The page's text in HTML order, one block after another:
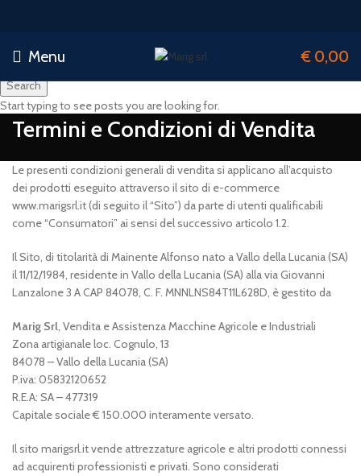
Menu € 0,00
Termini e Condizioni di Vendita
Le presenti condizioni generali di vendita si applicano all’acquisto
dei prodotti eseguito attraverso il sito di e-commerce
www.marigsrl.it (di seguito il “Sito”) da parte di utenti qualificabili
come “Consumatori” ai sensi del successivo articolo 1.2.
Il Sito, di titolarità di Mainente Alfonso nato a Vallo della Lucania (SA)
il 11/12/1984, residente in Vallo della Lucania (SA) alla via Giovanni
Lanzalone 3 A CAP 84078, C. F. MNNLNS84T11L628D, è gestito da
Marig Srl, Vendita e Assistenza Macchine Agricole e Industriali
Zona artigianale loc. Cognulo, 13
84078 – Vallo della Lucania (SA)
P.iva: 05832120652
R.E.A: SA – 477319
Capitale sociale € 150.000 interamente versato.
Il sito marigsrl.it vende attrezzature agricole e altri prodotti connessi
ad acquirenti professionisti e privati. Sono considerati
Search
Start typing to see posts you are looking for.